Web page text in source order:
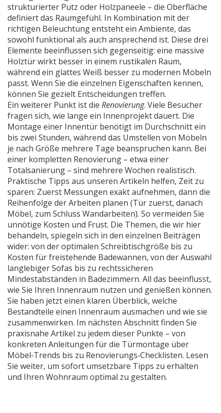
strukturierter Putz oder Holzpaneele – die Oberfläche
definiert das Raumgefühl. In Kombination mit der
richtigen Beleuchtung entsteht ein Ambiente, das
sowohl funktional als auch ansprechend ist. Diese drei
Elemente beeinflussen sich gegenseitig: eine massive
Holztür wirkt besser in einem rustikalen Raum,
während ein glattes Weiß besser zu modernen Möbeln
passt. Wenn Sie die einzelnen Eigenschaften kennen,
können Sie gezielt Entscheidungen treffen.
Ein weiterer Punkt ist die Renovierung. Viele Besucher
fragen sich, wie lange ein Innenprojekt dauert. Die
Montage einer Innentür benötigt im Durchschnitt ein
bis zwei Stunden, während das Umstellen von Möbeln
je nach Größe mehrere Tage beanspruchen kann. Bei
einer kompletten Renovierung – etwa einer
Totalsanierung – sind mehrere Wochen realistisch.
Praktische Tipps aus unseren Artikeln helfen, Zeit zu
sparen: Zuerst Messungen exakt aufnehmen, dann die
Reihenfolge der Arbeiten planen (Tür zuerst, danach
Möbel, zum Schluss Wandarbeiten). So vermeiden Sie
unnötige Kosten und Frust. Die Themen, die wir hier
behandeln, spiegeln sich in den einzelnen Beiträgen
wider: von der optimalen Schreibtischgröße bis zu
Kosten für freistehende Badewannen, von der Auswahl
langlebiger Sofas bis zu rechtssicheren
Mindestabständen in Badezimmern. All das beeinflusst,
wie Sie Ihren Innenraum nutzen und genießen können.
Sie haben jetzt einen klaren Überblick, welche
Bestandteile einen Innenraum ausmachen und wie sie
zusammenwirken. Im nächsten Abschnitt finden Sie
praxisnahe Artikel zu jedem dieser Punkte – von
konkreten Anleitungen für die Türmontage über
Möbel‑Trends bis zu Renovierungs‑Checklisten. Lesen
Sie weiter, um sofort umsetzbare Tipps zu erhalten
und Ihren Wohnraum optimal zu gestalten.